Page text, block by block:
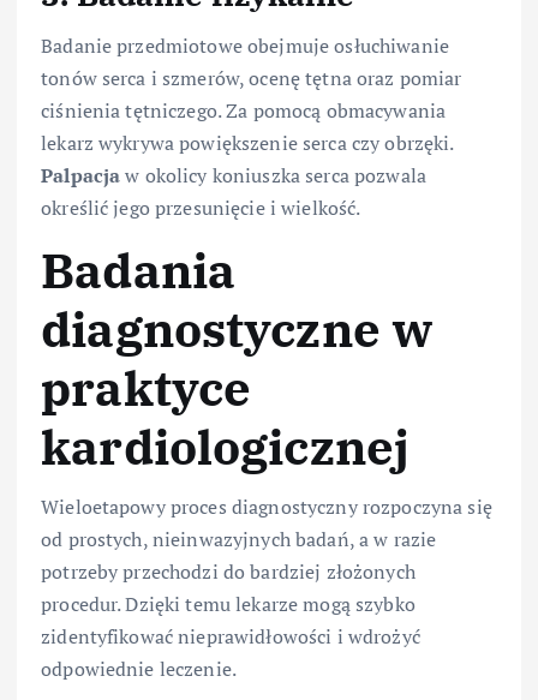
Badanie przedmiotowe obejmuje osłuchiwanie
tonów serca i szmerów, ocenę tętna oraz pomiar
ciśnienia tętniczego. Za pomocą obmacywania
lekarz wykrywa powiększenie serca czy obrzęki.
Palpacjaw okolicy koniuszka serca pozwala
określić jego przesunięcie i wielkość.
Badania
diagnostyczne w
praktyce
kardiologicznej
Wieloetapowy proces diagnostyczny rozpoczyna się
od prostych, nieinwazyjnych badań, a w razie
potrzeby przechodzi do bardziej złożonych
procedur. Dzięki temu lekarze mogą szybko
zidentyfikować nieprawidłowości i wdrożyć
odpowiednie leczenie.